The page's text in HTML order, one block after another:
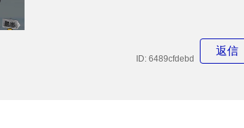
返信
ID: 6489cfdebd